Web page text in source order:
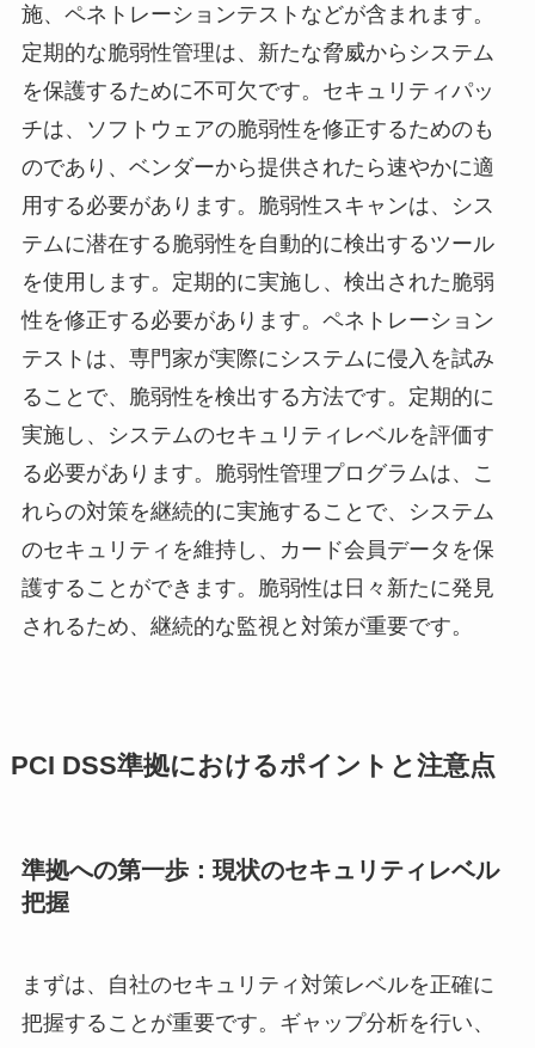
施、ペネトレーションテストなどが含まれます。
定期的な脆弱性管理は、新たな脅威からシステム
を保護するために不可欠です。セキュリティパッ
チは、ソフトウェアの脆弱性を修正するためのも
のであり、ベンダーから提供されたら速やかに適
用する必要があります。脆弱性スキャンは、シス
テムに潜在する脆弱性を自動的に検出するツール
を使用します。定期的に実施し、検出された脆弱
性を修正する必要があります。ペネトレーション
テストは、専門家が実際にシステムに侵入を試み
ることで、脆弱性を検出する方法です。定期的に
実施し、システムのセキュリティレベルを評価す
る必要があります。脆弱性管理プログラムは、こ
れらの対策を継続的に実施することで、システム
のセキュリティを維持し、カード会員データを保
護することができます。脆弱性は日々新たに発見
されるため、継続的な監視と対策が重要です。
PCI DSS準拠におけるポイントと注意点
準拠への第一歩：現状のセキュリティレベル
把握
まずは、自社のセキュリティ対策レベルを正確に
把握することが重要です。ギャップ分析を行い、